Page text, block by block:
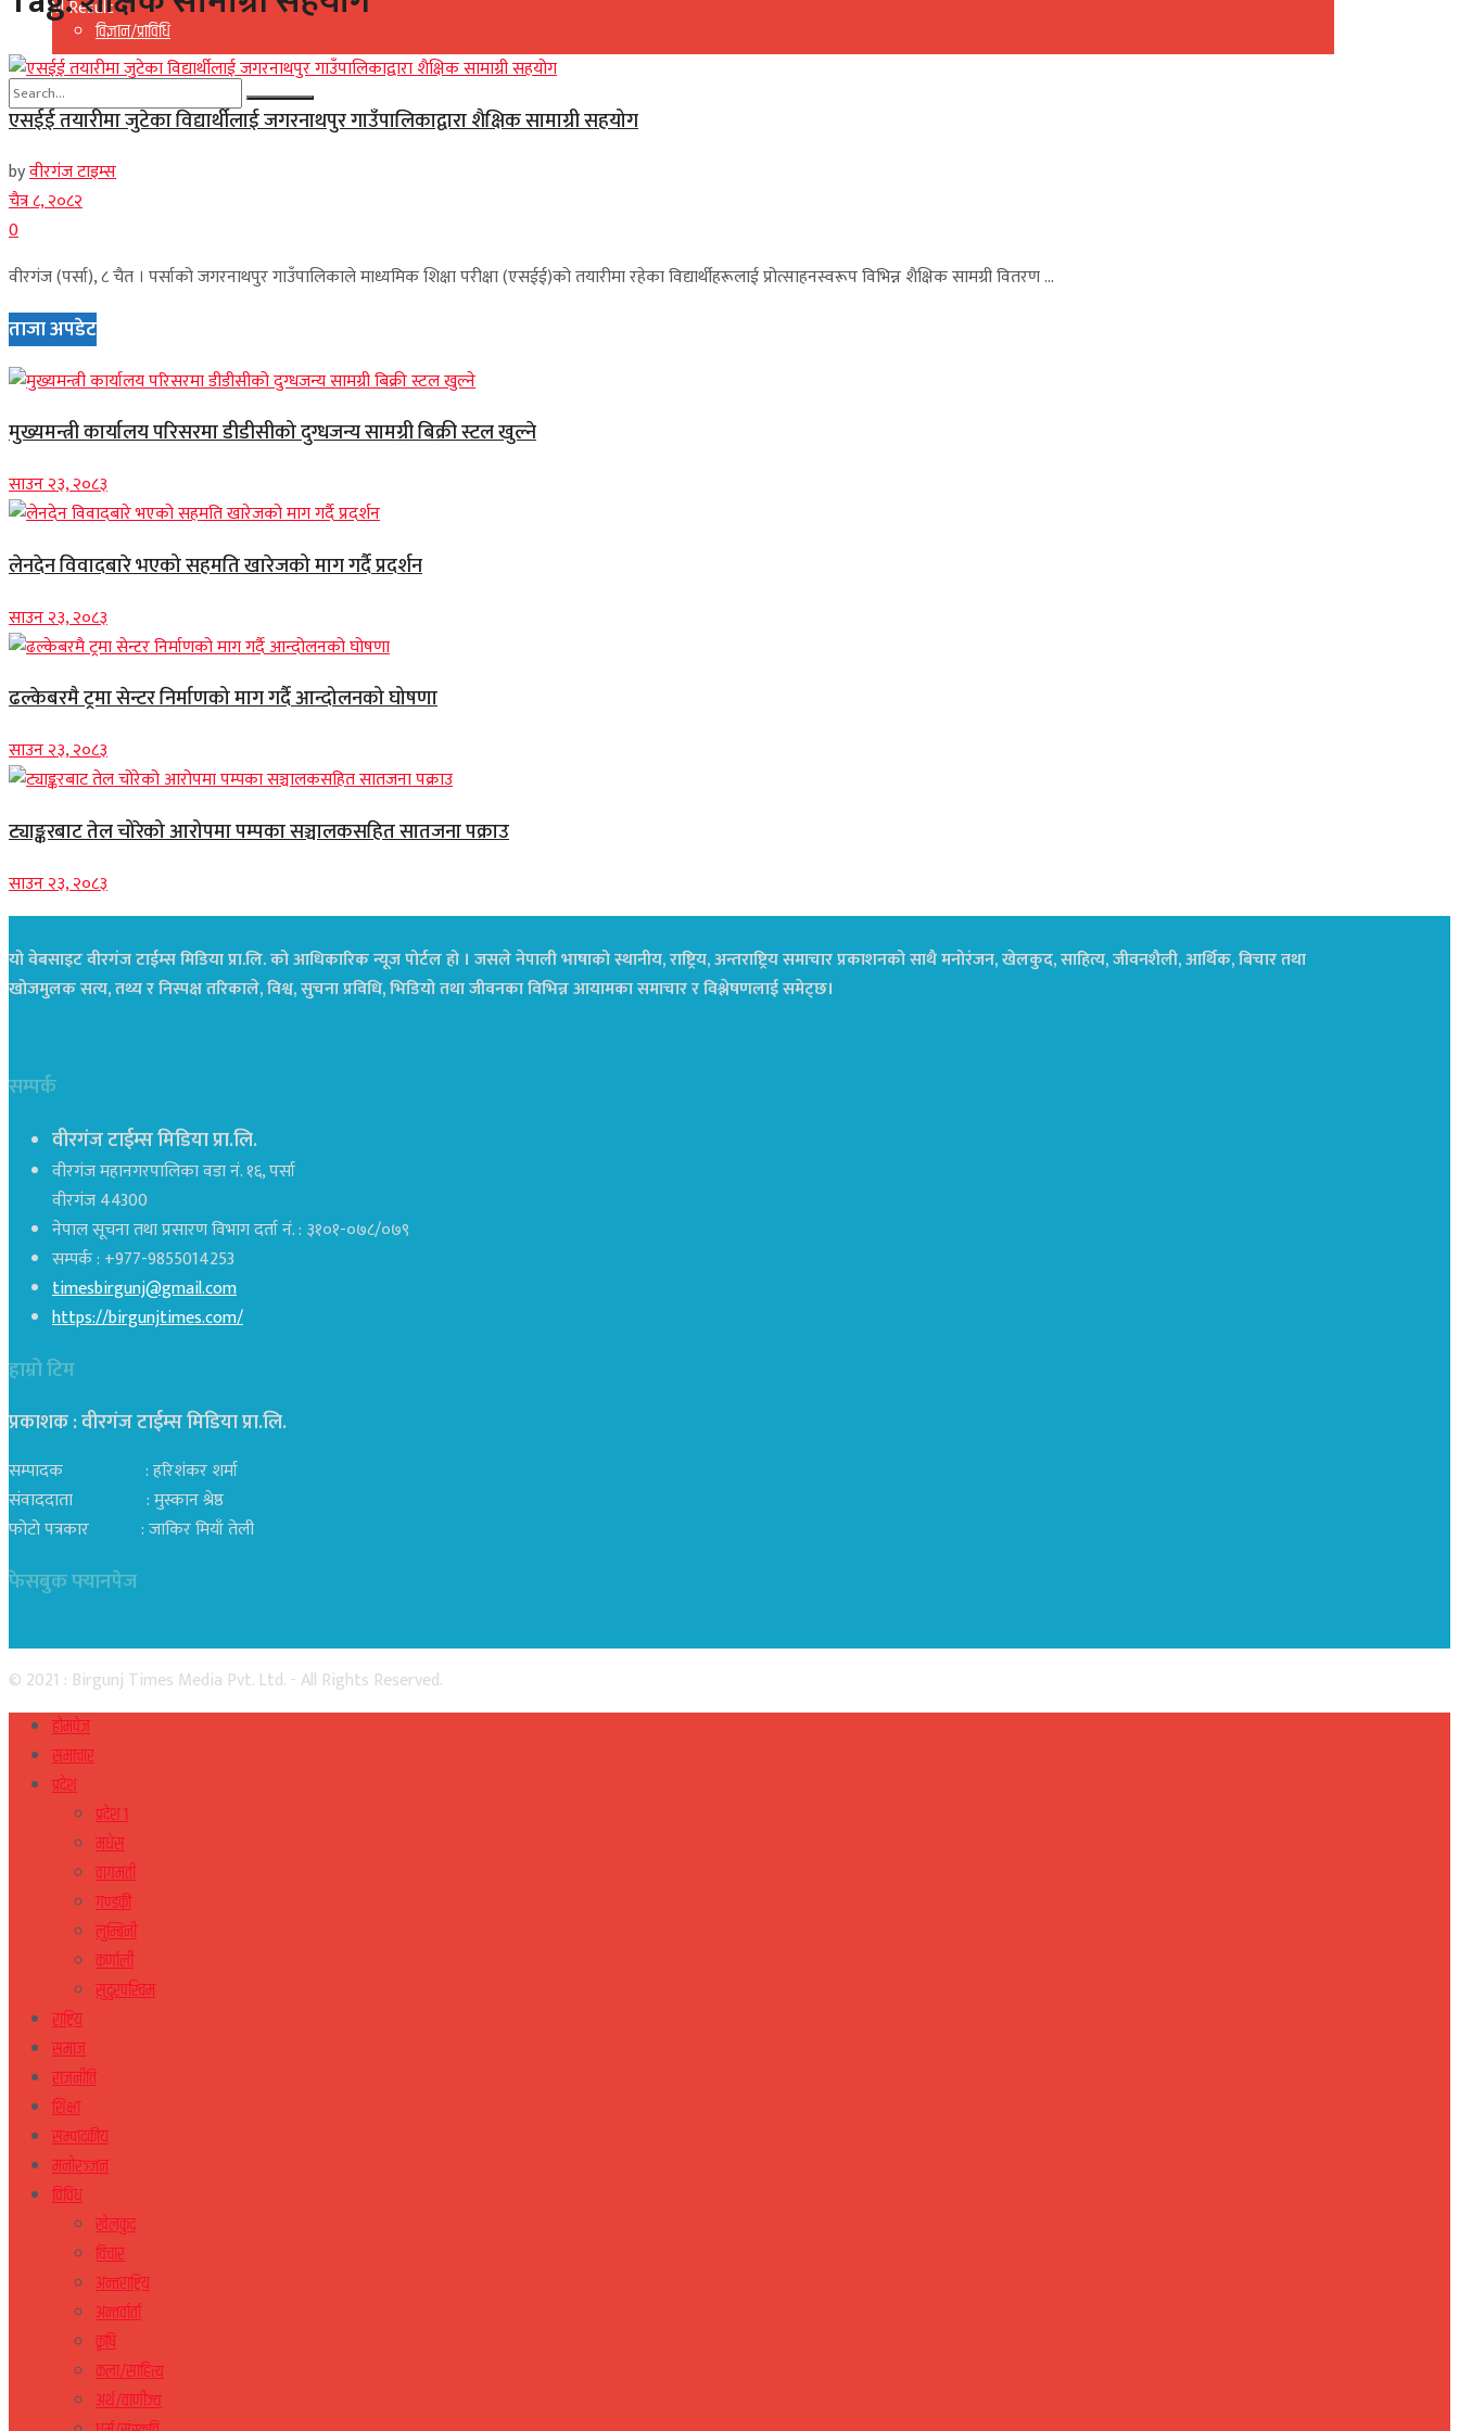
विज्ञान/प्राविधि
No Result
View All Result
View All Result
एसईई तयारीमा जुटेका विद्यार्थीलाई जगरनाथपुर गाउँपालिकाद्वारा शैक्षिक सामाग्री सहयोग
byवीरगंज टाइम्स
चैत्र ८, २०८२
0
वीरगंज (पर्सा), ८ चैत । पर्साको जगरनाथपुर गाउँपालिकाले माध्यमिक शिक्षा परीक्षा (एसईई)को तयारीमा रहेका विद्यार्थीहरूलाई प्रोत्साहनस्वरूप विभिन्न शैक्षिक सामग्री वितरण ...
ताजा अपडेट
मुख्यमन्त्री कार्यालय परिसरमा डीडीसीको दुग्धजन्य सामग्री बिक्री स्टल खुल्ने
साउन २३, २०८३
लेनदेन विवादबारे भएको सहमति खारेजको माग गर्दै प्रदर्शन
साउन २३, २०८३
ढल्केबरमै ट्रमा सेन्टर निर्माणको माग गर्दै आन्दोलनको घोषणा
साउन २३, २०८३
ट्याङ्करबाट तेल चोरेको आरोपमा पम्पका सञ्चालकसहित सातजना पक्राउ
साउन २३, २०८३
यो वेबसाइट वीरगंज टाईम्स मिडिया प्रा.लि. को आधिकारिक न्यूज पोर्टल हो । जसले नेपाली भाषाको स्थानीय, राष्ट्रिय, अन्तराष्ट्रिय समाचार प्रकाशनको साथै मनोरंजन, खेलकुद, साहित्य, जीवनशैली, आर्थिक, बिचार तथा
खोजमुलक सत्य, तथ्य र निस्पक्ष तरिकाले, विश्व, सुचना प्रविधि, भिडियो तथा जीवनका विभिन्न आयामका समाचार र विश्लेषणलाई समेट्छ।
सम्पर्क
वीरगंज टाईम्स मिडिया प्रा.लि.
वीरगंज महानगरपालिका वडा नं. १६, पर्सा
वीरगंज 44300
नेपाल सूचना तथा प्रसारण विभाग दर्ता नं. : ३१०१-०७८/०७९
सम्पर्क : +977-9855014253
timesbirgunj@gmail.com
https://birgunjtimes.com/
हाम्रो टिम
प्रकाशक : वीरगंज टाईम्स मिडिया प्रा‍.लि.
सम्पादक : हरिशंकर शर्मा
संवाददाता : मुस्कान श्रेष्ठ
फोटो पत्रकार : जाकिर मियाँ तेली
फेसबुक फ्यानपेज
© 2021 : Birgunj Times Media Pvt. Ltd. - All Rights Reserved.
होमपेज
समाचार
प्रदेश
प्रदेश १
मधेस
वागमती
गण्डकी
लुम्बिनी
कर्णाली
सुदुरपस्चिम
राष्ट्रिय
समाज
राजनीति
शिक्षा
सम्पादकीय
मनोरञ्जन
विविध
खेलकुद
विचार
अन्तराष्ट्रिय
अन्तर्वार्ता
कृषि
कला/साहित्य
अर्थ/वाणीज्य